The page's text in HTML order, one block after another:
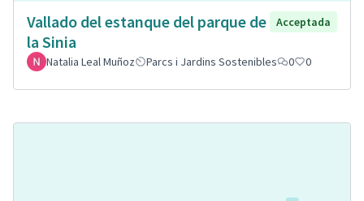
Vallado del estanque del parque de
la Sinia
Acceptada
Natalia Leal Muñoz Parcs i Jardins Sostenibles 0 0